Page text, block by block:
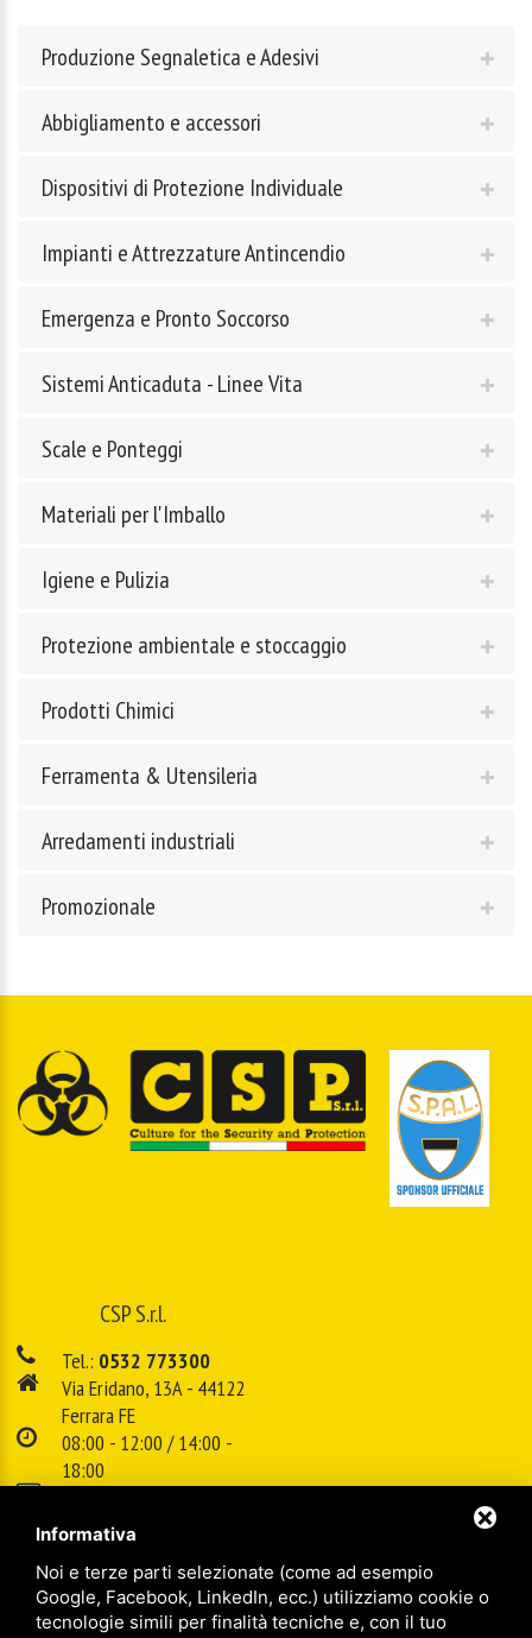
Produzione Segnaletica e Adesivi
Abbigliamento e accessori
Dispositivi di Protezione Individuale
Impianti e Attrezzature Antincendio
Emergenza e Pronto Soccorso
Sistemi Anticaduta - Linee Vita
Scale e Ponteggi
Materiali per l'Imballo
Igiene e Pulizia
Protezione ambientale e stoccaggio
Prodotti Chimici
Ferramenta & Utensileria
Arredamenti industriali
Promozionale
CSP S.r.l.
Tel.: 0532 773300
Via Eridano, 13A - 44122
Ferrara FE
08:00 - 12:00 / 14:00 -
18:00
info@cspsrl.biz
Sitemap / Privacy policy/Legal
Informativa
Noi e terze parti selezionate (come ad esempio
Google, Facebook, LinkedIn, ecc.) utilizziamo cookie o
tecnologie simili per finalità tecniche e, con il tuo